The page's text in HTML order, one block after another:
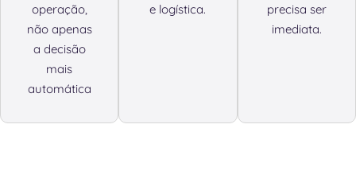
operação,
não apenas
a decisão
mais
automática
e logística.
precisa ser
imediata.